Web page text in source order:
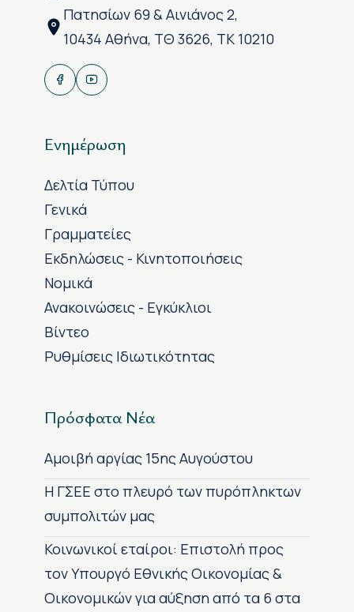
Πατησίων 69 & Αινιάνος 2,
10434 Αθήνα, ΤΘ 3626, ΤΚ 10210
Ενημέρωση
Δελτία Τύπου
Γενικά
Γραμματείες
Εκδηλώσεις - Κινητοποιήσεις
Νομικά
Ανακοινώσεις - Εγκύκλιοι
Βίντεο
Ρυθμίσεις Ιδιωτικότητας
Πρόσφατα Νέα
Αμοιβή αργίας 15ης Αυγούστου
H ΓΣΕΕ στο πλευρό των πυρόπληκτων
συμπολιτών μας
Κοινωνικοί εταίροι: Επιστολή προς
τον Υπουργό Εθνικής Οικονομίας &
Οικονομικών για αύξηση από τα 6 στα